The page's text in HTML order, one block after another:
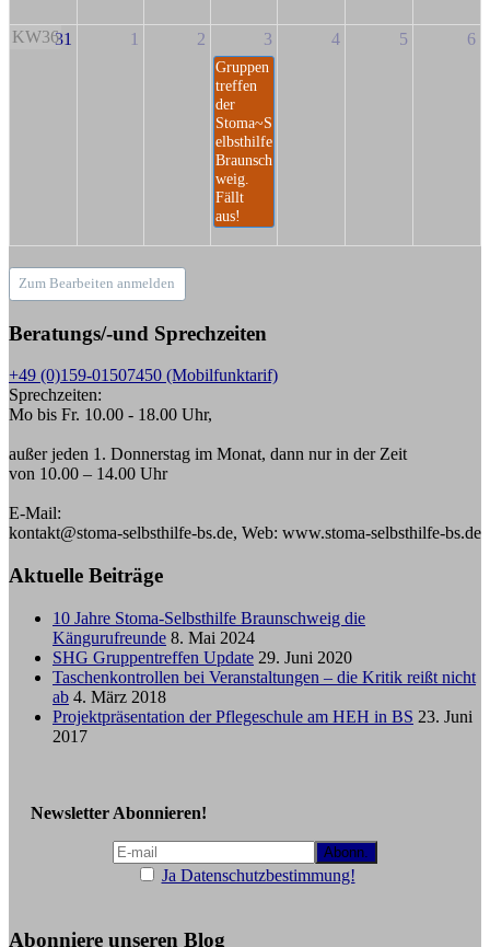
KW3631 1 2 3
Gruppen
treffen
der
Stoma~S
elbsthilfe
Braunsch
weig.
Fällt
aus!
4 5 6
Zum Bearbeiten anmelden
Beratungs/-und Sprechzeiten
+49 (0)159-01507450 (Mobilfunktarif)
Sprechzeiten:
Mo bis Fr. 10.00 - 18.00 Uhr,
außer jeden 1. Donnerstag im Monat, dann nur in der Zeit
von 10.00 – 14.00 Uhr
E-Mail:
kontakt@stoma-selbsthilfe-bs.de, Web: www.stoma-selbsthilfe-bs.de
Aktuelle Beiträge
10 Jahre Stoma-Selbsthilfe Braunschweig die
Kängurufreunde 8. Mai 2024
SHG Gruppentreffen Update 29. Juni 2020
Taschenkontrollen bei Veranstaltungen – die Kritik reißt nicht
ab 4. März 2018
Projektpräsentation der Pflegeschule am HEH in BS 23. Juni
2017
Newsletter Abonnieren!
Ja Datenschutzbestimmung!
Abonniere unseren Blog